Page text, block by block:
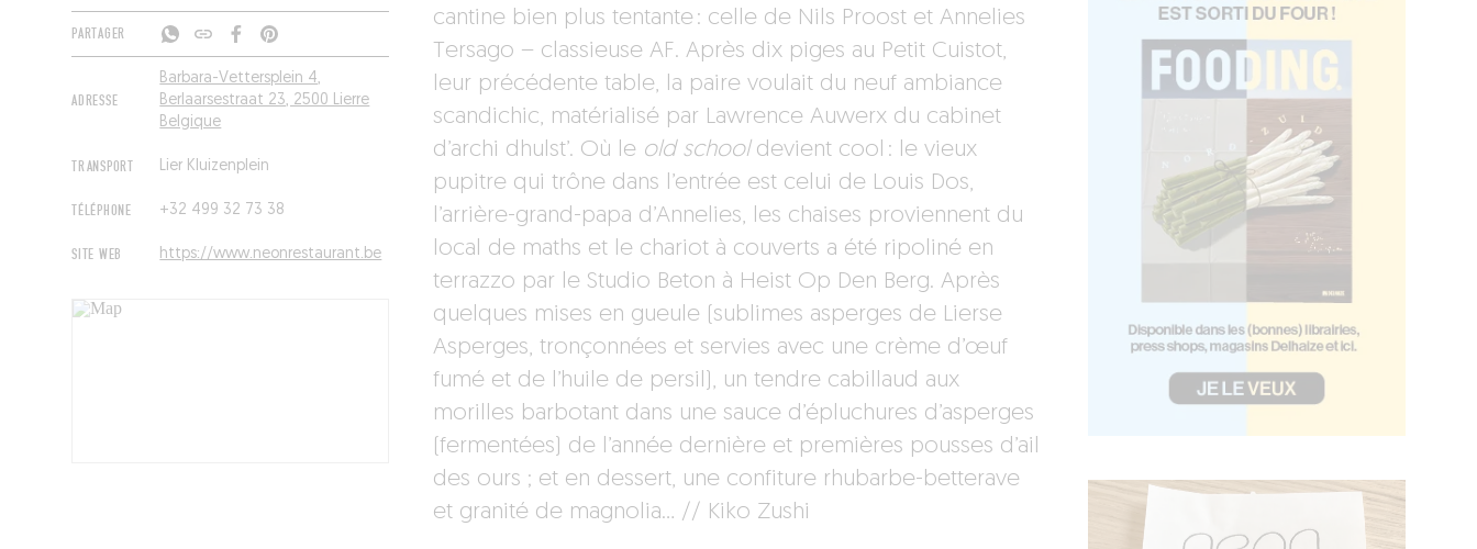
PARTAGER
ADRESSE
Barbara-Vettersplein 4,
Berlaarsestraat 23, 2500 Lierre
Belgique
TRANSPORT Lier Kluizenplein
TÉLÉPHONE +32 499 32 73 38
SITE WEB https://www.neonrestaurant.be
cantine bien plus tentante : celle de Nils Proost et Annelies
Tersago – classieuse AF. Après dix piges au Petit Cuistot,
leur précédente table, la paire voulait du neuf ambiance
scandichic, matérialisé par Lawrence Auwerx du cabinet
d’archi dhulst’. Où le old schooldevient cool : le vieux
pupitre qui trône dans l’entrée est celui de Louis Dos,
l’arrière-grand-papa d’Annelies, les chaises proviennent du
local de maths et le chariot à couverts a été ripoliné en
terrazzo par le Studio Beton à Heist Op Den Berg. Après
quelques mises en gueule (sublimes asperges de Lierse
Asperges, tronçonnées et servies avec une crème d’œuf
fumé et de l’huile de persil), un tendre cabillaud aux
morilles barbotant dans une sauce d’épluchures d’asperges
(fermentées) de l’année dernière et premières pousses d’ail
des ours ; et en dessert, une confiture rhubarbe-betterave
et granité de magnolia… // Kiko Zushi